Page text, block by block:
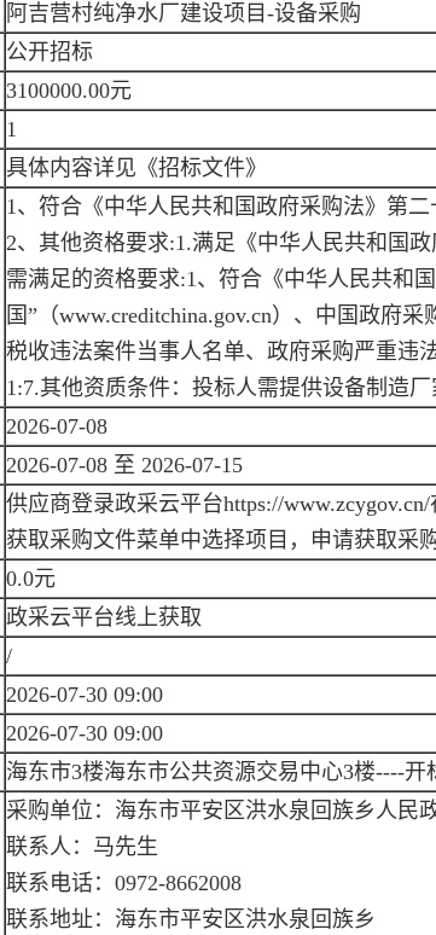
阿吉营村纯净水厂建设项目-设备采购
公开招标
3100000.00元
1
具体内容详见《招标文件》
1、符合《中华人民共和国政府采购法》第二
2、其他资格要求:1.满足《中华人民共和国
需满足的资格要求:1、符合《中华人民共和
国”（www.creditchina.gov.cn）、中国政府
税收违法案件当事人名单、政府采购严重违
1:7.其他资质条件：投标人需提供设备制造
2026-07-08
2026-07-08 至 2026-07-15
供应商登录政采云平台https://
获取采购文件菜单中选择项目，申请获取采购
0.0元
政采云平台线上获取
/
2026-07-30 09:00
2026-07-30 09:00
海东市3楼海东市公共资源交易中心3楼----开
采购单位：海东市平安区洪水泉回族乡人民
联系人：马先生
联系电话：0972-8662008
联系地址：海东市平安区洪水泉回族乡